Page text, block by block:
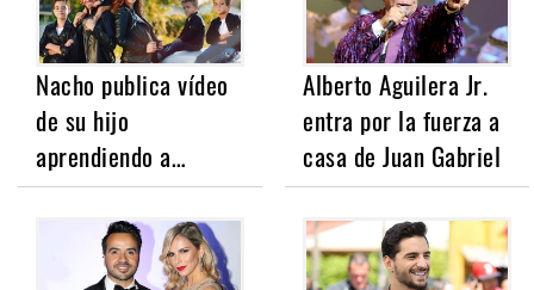
Nacho publica vídeo
de su hijo
aprendiendo a…
Alberto Aguilera Jr.
entra por la fuerza a
casa de Juan Gabriel